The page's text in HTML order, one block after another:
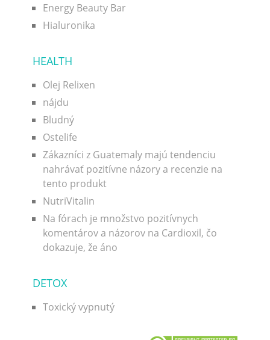
Energy Beauty Bar
Hialuronika
HEALTH
Olej Relixen
nájdu
Bludný
Ostelife
Zákazníci z Guatemaly majú tendenciu
nahrávať pozitívne názory a recenzie na
tento produkt
NutriVitalin
Na fórach je množstvo pozitívnych
komentárov a názorov na Cardioxil, čo
dokazuje, že áno
DETOX
Toxický vypnutý